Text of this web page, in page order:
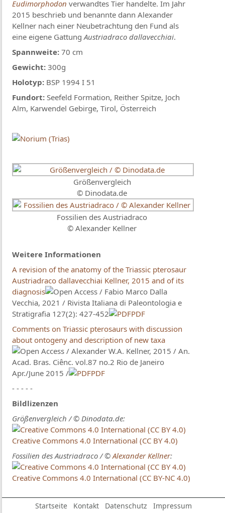
Eudimorphodon verwandtes Tier handelte. Im Jahr
2015 beschrieb und benannte dann Alexander
Kellner nach einer Neubetrachtung den Fund als
eine eigene GattungAustriadraco dallavecchiai.
Spannweite: 70 cm
Gewicht: 300g
Holotyp: BSP 1994 I 51
Fundort: Seefeld Formation, Reither Spitze, Joch
Alm, Karwendel Gebirge, Tirol, Österreich
Größenvergleich
© Dinodata.de
Fossilien des Austriadraco
© Alexander Kellner
Weitere Informationen
A revision of the anatomy of the Triassic pterosaur
Austriadraco dallavecchiai Kellner, 2015 and of its
diagnosis
/ Fabio Marco Dalla
Vecchia, 2021 / Rivista Italiana di Paleontologia e
Stratigrafia 127(2): 427-452
PDF
Comments on Triassic pterosaurs with discussion
about ontogeny and description of new taxa
/ Alexander W.A. Kellner, 2015 / An.
Acad. Bras. Ciênc. vol.87 no.2 Rio de Janeiro
Apr./June 2015 /
PDF
- - - - -
Bildlizenzen
Größenvergleich / © Dinodata.de:
Creative Commons 4.0 International (CC BY 4.0)
Fossilien des Austriadraco / ©Alexander Kellner:
Creative Commons 4.0 International (CC BY-NC 4.0)
Startseite Kontakt Datenschutz Impressum